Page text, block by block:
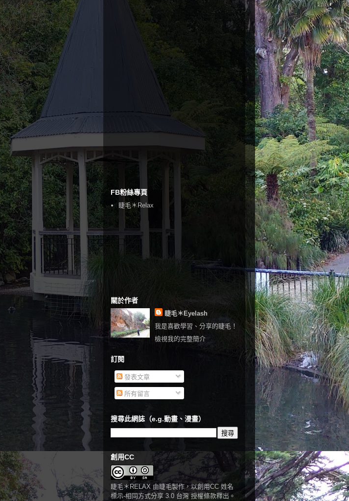
FB粉絲專頁
睫毛＊Relax
關於作者
睫毛＊Eyelash
我是喜歡學習、分享的睫毛！
檢視我的完整簡介
訂閱
發表文章
所有留言
搜尋此網誌（e.g.動畫、漫畫）
創用CC
睫毛＊RELAX 由睫毛製作，以創用CC 姓名
標示-相同方式分享 3.0 台灣 授權條款釋出。